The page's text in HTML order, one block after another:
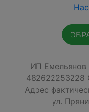
ИП
482622253228
Адрес
ул.